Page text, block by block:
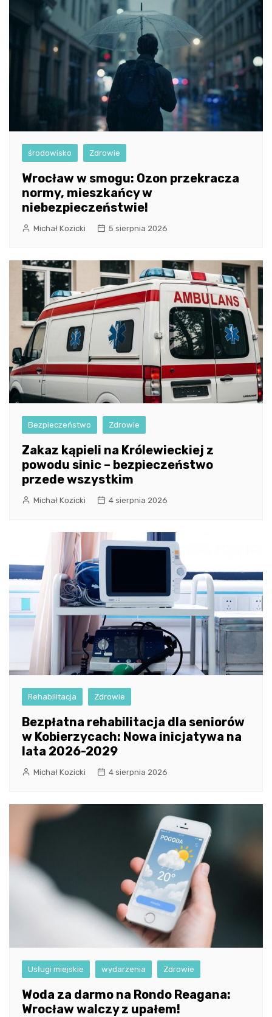
środowisko Zdrowie
Wrocław w smogu: Ozon przekracza
normy, mieszkańcy w
niebezpieczeństwie!
Michał Kozicki 5 sierpnia 2026
Bezpieczeństwo Zdrowie
Zakaz kąpieli na Królewieckiej z
powodu sinic – bezpieczeństwo
przede wszystkim
Michał Kozicki 4 sierpnia 2026
Rehabilitacja Zdrowie
Bezpłatna rehabilitacja dla seniorów
w Kobierzycach: Nowa inicjatywa na
lata 2026-2029
Michał Kozicki 4 sierpnia 2026
Usługi miejskie wydarzenia Zdrowie
Woda za darmo na Rondo Reagana:
Wrocław walczy z upałem!